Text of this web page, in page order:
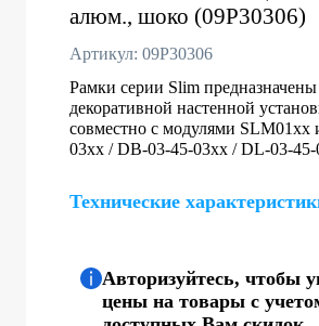
алюм., шоко (09P30306)
Артикул: 09P30306
Рамки серии Slim предназначены
декоративной настенной
совместно с модулями SLM01xx
03хх / DB-03-45-03хх / DL-03-
Технические
Авторизуйтесь, чтобы
цены на товары с